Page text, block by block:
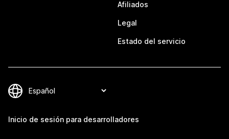
Afiliados
Legal
Estado del servicio
Inicio de sesión para desarrolladores